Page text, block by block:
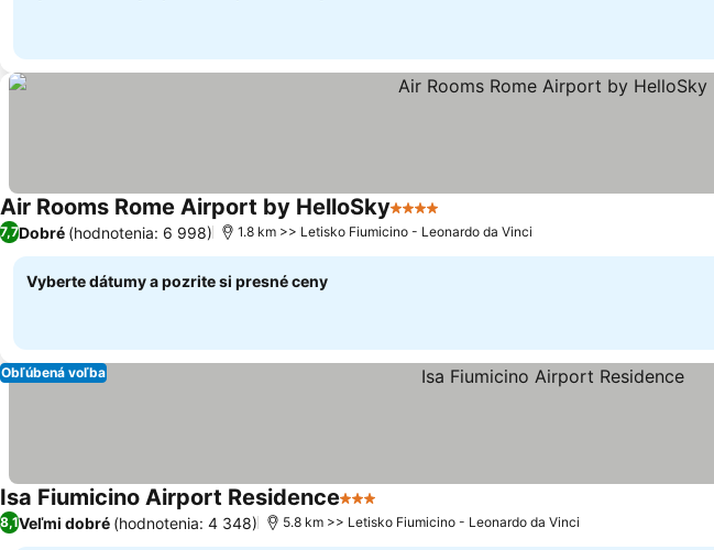
Air Rooms Rome Airport by HelloSky4 Počet hviezdičiek
7,7Dobré (hodnotenia: 6 998) 1.8 km >> Letisko Fiumicino - Leonardo da Vinci
Vyberte dátumy a pozrite si presné ceny
Obľúbená voľba
Isa Fiumicino Airport Residence3 Počet hviezdičiek
8,1Veľmi dobré (hodnotenia: 4 348) 5.8 km >> Letisko Fiumicino - Leonardo da Vinci